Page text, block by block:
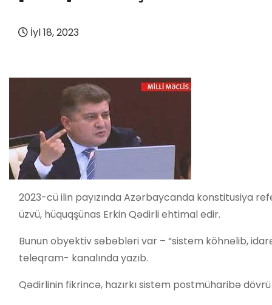
İyl 18, 2023
2023-cü ilin payızında Azərbaycanda konstitusiya
üzvü, hüquqşünas Erkin Qədirli ehtimal edir.
Bunun obyektiv səbəbləri var – “sistem köhnəlib,
teleqram- kanalında yazıb.
Qədirlinin fikrincə, hazırkı sistem postmüharibə